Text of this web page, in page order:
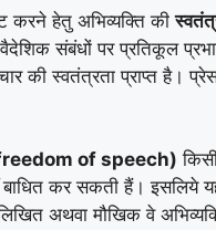
हेतु अभिव्यक्ति की
संबंधों पर प्रतिकूल
की स्वतंत्रता प्राप्त है।
(freedom of speech)
कर सकती हैं। इसलिये
अथवा मौखिक वे